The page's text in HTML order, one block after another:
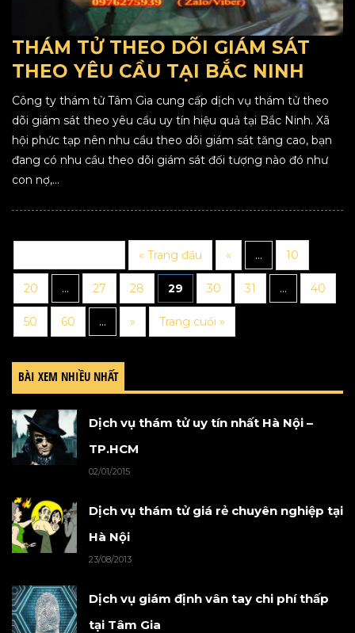
THÁM TỬ THEO DÕI GIÁM SÁT
THEO YÊU CẦU TẠI BẮC NINH
Công ty thám tử Tâm Gia cung cấp dịch vụ thám tử theo
dõi giám sát theo yêu cầu uy tín hiệu quả tại Bắc Ninh. Xã
hội phức tạp nên nhu cầu theo dõi giám sát tăng cao, bạn
đang có nhu cầu theo dõi giám sát đối tượng nào đó như
con nợ,...
« Trang đầu « ... 10
20 ... 27 28 29 30 31 ... 40
50 60 ... » Trang cuối »
BÀI XEM NHIỀU NHẤT
Dịch vụ thám tử uy tín nhất Hà Nội –
TP.HCM
02/01/2015
Dịch vụ thám tử giá rẻ chuyên nghiệp tại
Hà Nội
23/08/2013
Dịch vụ giám định vân tay chi phí thấp
tại Tâm Gia